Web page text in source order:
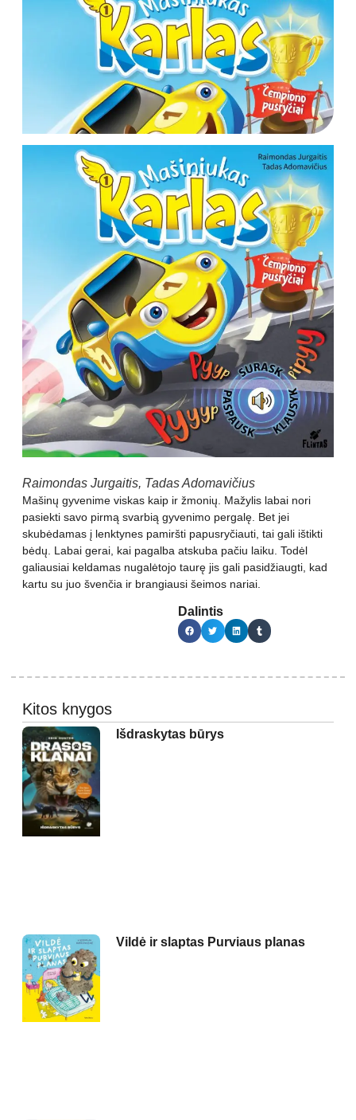
Raimondas Jurgaitis, Tadas Adomavičius
Mašinų gyvenime viskas kaip ir žmonių. Mažylis labai nori
pasiekti savo pirmą svarbią gyvenimo pergalę. Bet jei
skubėdamas į lenktynes pamiršti papusryčiauti, tai gali ištikti
bėdų. Labai gerai, kai pagalba atskuba pačiu laiku. Todėl
galiausiai keldamas nugalėtojo taurę jis gali pasidžiaugti, kad
kartu su juo švenčia ir brangiausi šeimos nariai.
Dalintis
Kitos knygos
Išdraskytas būrys
Vildė ir slaptas Purviaus planas